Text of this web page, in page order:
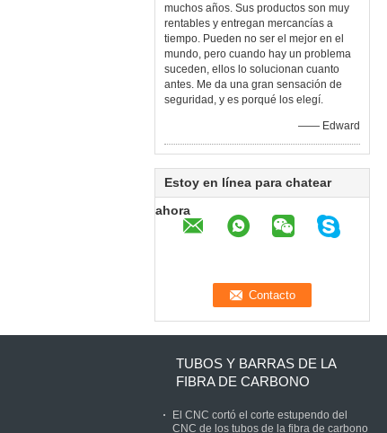
muchos años. Sus productos son muy
rentables y entregan mercancías a
tiempo. Pueden no ser el mejor en el
mundo, pero cuando hay un problema
suceden, ellos lo solucionan cuanto
antes. Me da una gran sensación de
seguridad, y es porqué los elegí.
—— Edward
Estoy en línea para chatear
ahora
TUBOS Y BARRAS DE LA
FIBRA DE CARBONO
El CNC cortó el corte estupendo del
CNC de los tubos de la fibra de carbono